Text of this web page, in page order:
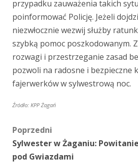
przypadku zauważenia takich
poinformować Policję. Jeżeli
niezwłocznie wezwij służby
szybką pomoc poszkodowanym.
rozwagi i przestrzeganie zasad
pozwoli na radosne i bezpieczne
fajerwerków w sylwestrową noc.
Źródło: KPP Żagań
Zobacz
wpisy
Poprzedni
Sylwester w Żaganiu:
pod Gwiazdami